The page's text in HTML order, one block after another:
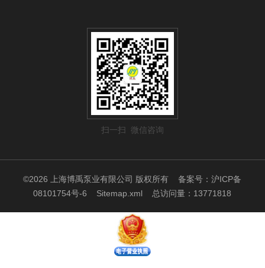
扫一扫 微信咨询
©2026 上海博禹泵业有限公司 版权所有备案号：沪ICP备
08101754号-6
Sitemap.xml 总访问量：13771818